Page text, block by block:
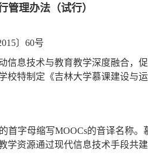
〕60号
息技术与教育教学深度融合，促
特制定《吉林大学慕课建设与运
首字母缩写MOOCs的音译名称。